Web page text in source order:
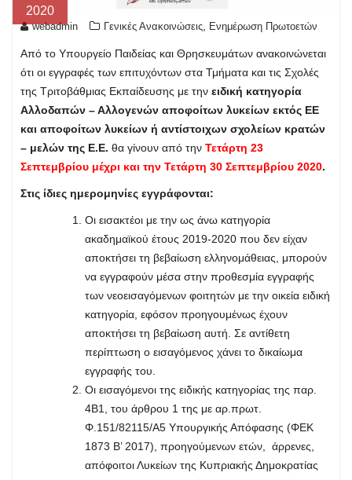
2020
webadmin Γενικές Ανακοινώσεις Ενημέρωση Πρωτοετών
Από το Υπουργείο Παιδείας και Θρησκευμάτων ανακοινώνεται
ότι οι εγγραφές των επιτυχόντων στα Τμήματα και τις Σχολές
της Τριτοβάθμιας Εκπαίδευσης με την ειδική κατηγορία
Αλλοδαπών – Αλλογενών αποφοίτων λυκείων εκτός ΕΕ
και αποφοίτων λυκείων ή αντίστοιχων σχολείων κρατών
– μελών της Ε.Ε. θα γίνουν από την Τετάρτη 23
Σεπτεμβρίου μέχρι και την Τετάρτη 30 Σεπτεμβρίου 2020.
Στις ίδιες ημερομηνίες εγγράφονται:
Οι εισακτέοι με την ως άνω κατηγορία
ακαδημαϊκού έτους 2019-2020 που δεν είχαν
αποκτήσει τη βεβαίωση ελληνομάθειας, μπορούν
να εγγραφούν μέσα στην προθεσμία εγγραφής
των νεοεισαγόμενων φοιτητών με την οικεία ειδική
κατηγορία, εφόσον προηγουμένως έχουν
αποκτήσει τη βεβαίωση αυτή. Σε αντίθετη
περίπτωση ο εισαγόμενος χάνει το δικαίωμα
εγγραφής του.
Οι εισαγόμενοι της ειδικής κατηγορίας της παρ.
4Β1, του άρθρου 1 της με αρ.πρωτ.
Φ.151/82115/Α5 Υπουργικής Απόφασης (ΦΕΚ
1873 Β’ 2017), προηγούμενων ετών, άρρενες,
απόφοιτοι Λυκείων της Κυπριακής Δημοκρατίας